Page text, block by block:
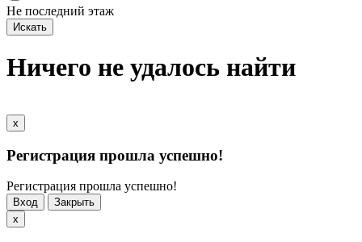
Не последний этаж
Ничего не удалось найти
x
Регистрация прошла успешно!
Регистрация прошла успешно!
Вход
Закрыть
x